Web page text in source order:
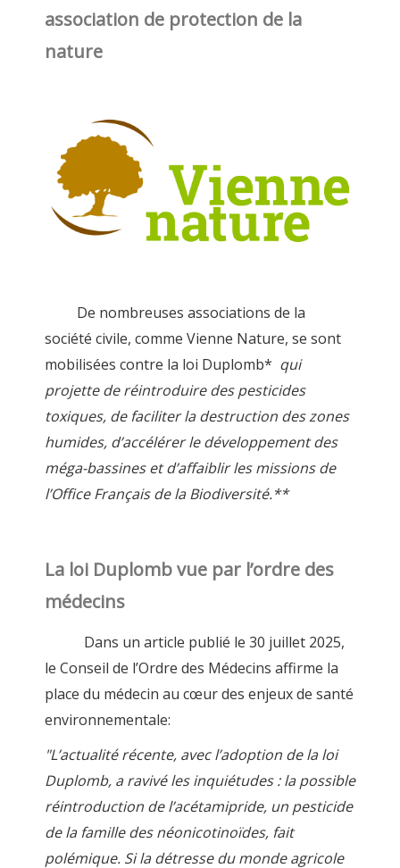
association de protection de la
nature
De nombreuses associations de la
société civile, comme Vienne Nature, se sont
mobilisées contre la loi Duplomb* qui
projette de réintroduire des pesticides
toxiques, de faciliter la destruction des zones
humides, d’accélérer le développement des
méga-bassines et d’affaiblir les missions de
l’Office Français de la Biodiversité.**
La loi Duplomb vue par l’ordre des
médecins
Dans un article publié le 30 juillet 2025,
le Conseil de l’Ordre des Médecins affirme la
place du médecin au cœur des enjeux de santé
environnementale:
"L’actualité récente, avec l’adoption de la loi
Duplomb, a ravivé les inquiétudes : la possible
réintroduction de l’acétamipride, un pesticide
de la famille des néonicotinoïdes, fait
polémique. Si la détresse du monde agricole